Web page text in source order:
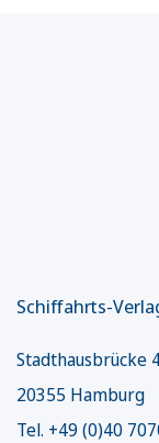
Schiffahrts-
Stadthausbrücke
20355 Hamburg
Tel. +49 (0)40